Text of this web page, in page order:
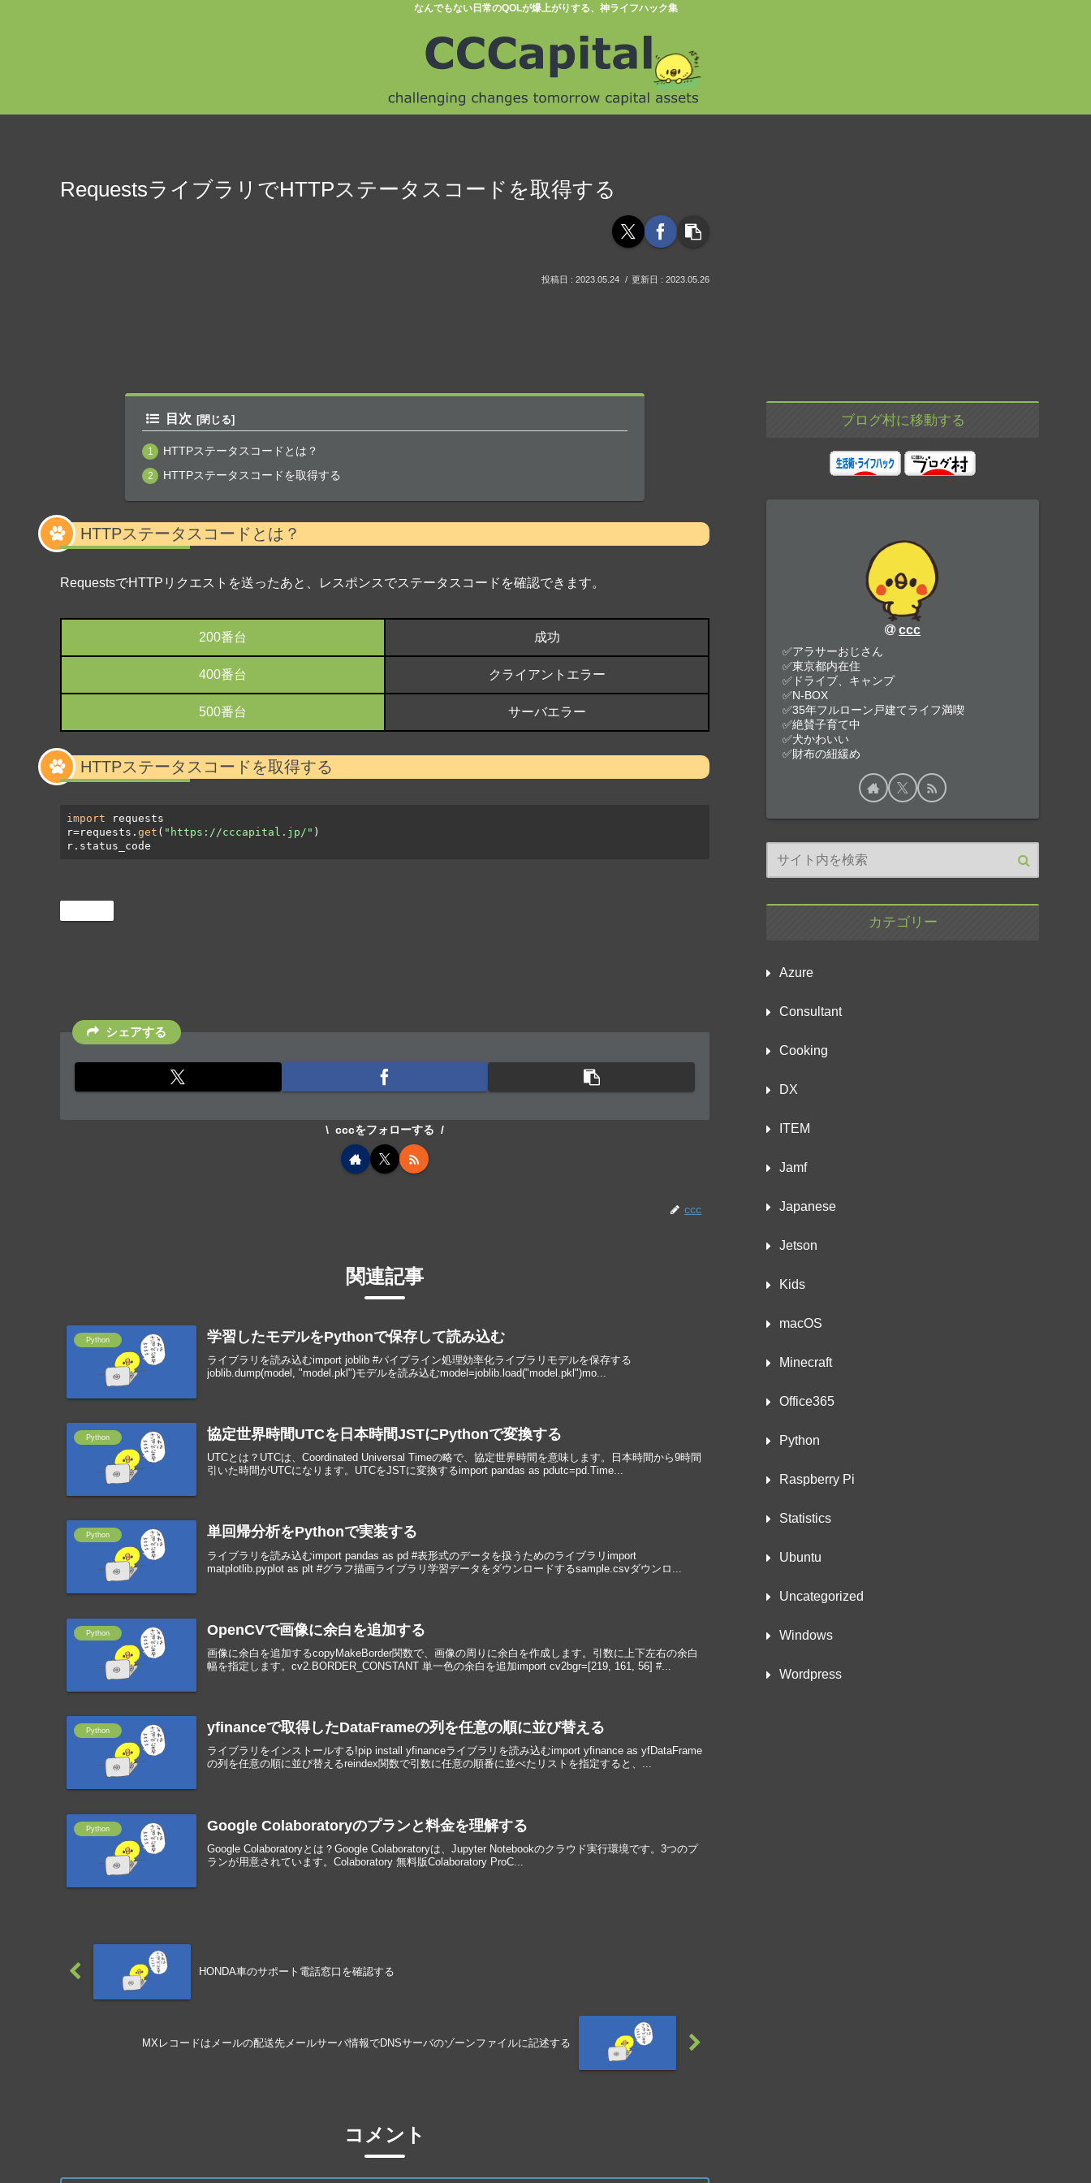
なんでもない日常のQOLが爆上がりする、神ライフハック集
RequestsライブラリでHTTPステータスコードを取得する
2023.05.24 2023.05.26
目次
HTTPステータスコードとは？
HTTPステータスコードを取得する
HTTPステータスコードとは？
RequestsでHTTPリクエストを送ったあと、レスポンスでステータスコードを確認できます。
200番台 成功
400番台 クライアントエラー
500番台 サーバエラー
HTTPステータスコードを取得する
import requests
r=requests. get ( "https://cccapital.jp/" )
r.status_code
シェアする
cccをフォローする
ccc
関連記事
Python 学習したモデルをPythonで保存して読み込む
ライブラリを読み込むimport joblib #パイプライン処理効率化ライブラリモデルを保存する
joblib.dump(model, "model.pkl")モデルを読み込むmodel=joblib.load("model.pkl")mo...
Python 協定世界時間UTCを日本時間JSTにPythonで変換する
UTCとは？UTCは、Coordinated Universal Timeの略で、協定世界時間を意味します。日本時間から9時間
引いた時間がUTCになります。UTCをJSTに変換するimport pandas as pdutc=pd.Time...
Python 単回帰分析をPythonで実装する
ライブラリを読み込むimport pandas as pd #表形式のデータを扱うためのライブラリimport
matplotlib.pyplot as plt #グラフ描画ライブラリ学習データをダウンロードするsample.csvダウンロ...
Python OpenCVで画像に余白を追加する
画像に余白を追加するcopyMakeBorder関数で、画像の周りに余白を作成します。引数に上下左右の余白
幅を指定します。cv2.BORDER_CONSTANT 単一色の余白を追加import cv2bgr=[219, 161, 56] #...
Python yfinanceで取得したDataFrameの列を任意の順に並び替える
ライブラリをインストールする!pip install yfinanceライブラリを読み込むimport yfinance as yfDataFrame
の列を任意の順に並び替えるreindex関数で引数に任意の順番に並べたリストを指定すると、...
Python Google Colaboratoryのプランと料金を理解する
Google Colaboratoryとは？Google Colaboratoryは、Jupyter Notebookのクラウド実行環境です。3つのプ
ランが用意されています。Colaboratory 無料版Colaboratory ProC...
HONDA車のサポート電話窓口を確認する
MXレコードはメールの配送先メールサーバ情報でDNSサーバのゾーンファイルに記述する
コメント
ブログ村に移動する
ccc
✅アラサーおじさん
✅東京都内在住
✅ドライブ、キャンプ
✅N-BOX
✅35年フルローン戸建てライフ満喫
✅絶賛子育て中
✅犬かわいい
✅財布の紐緩め
カテゴリー
Azure
Consultant
Cooking
DX
ITEM
Jamf
Japanese
Jetson
Kids
macOS
Minecraft
Office365
Python
Raspberry Pi
Statistics
Ubuntu
Uncategorized
Windows
Wordpress